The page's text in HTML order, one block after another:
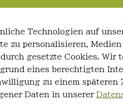
Technologien auf
zu personalisieren,
gesetzte Cookies.
eines berechtigten
zu einem späteren
Daten in unserer
Kontakt
Registrieren